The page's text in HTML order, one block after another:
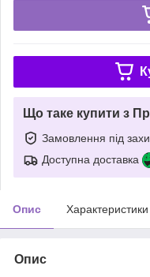
Що таке купити з
Замовлення під
Доступна доставка
Опис Характеристики
Опис